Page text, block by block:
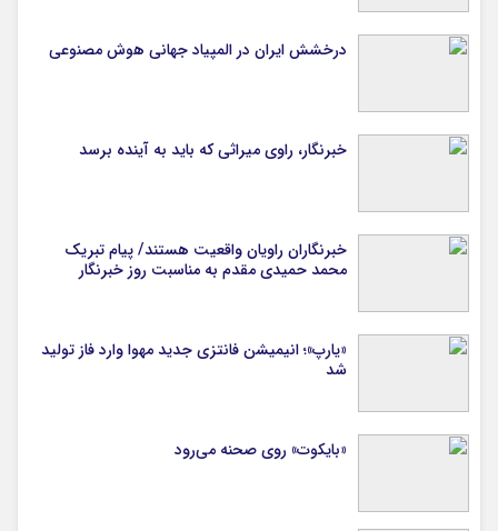
درخشش ایران در المپیاد جهانی هوش مصنوعی
خبرنگار، راوی میراثی که باید به آینده برسد
خبرنگاران راویان واقعیت هستند/ پیام تبریک
محمد حمیدی مقدم به مناسبت روز خبرنگار
«یارپ»؛ انیمیشن فانتزی جدید مهوا وارد فاز تولید
شد
«بایکوت» روی صحنه می‌رود